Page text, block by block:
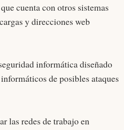
cuenta con otros sistemas
y direcciones web
informática diseñado
de posibles ataques
las redes de trabajo en